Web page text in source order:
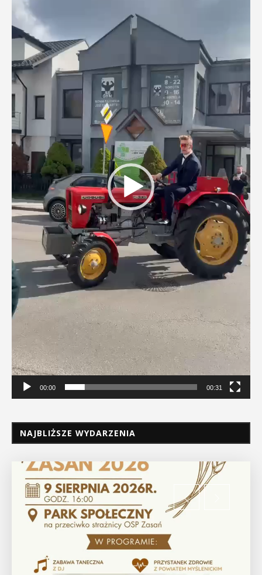
00:00 00:31
NAJBLIŻSZE WYDARZENIA